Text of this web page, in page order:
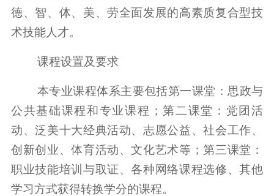
德、智、体、美、劳全面发展的高素质复合型技
术技能人才。
课程设置及要求
本专业课程体系主要包括第一课堂：思政与
公共基础课程和专业课程；第二课堂：党团活
动、泛美十大经典活动、志愿公益、社会工作、
创新创业、体育活动、文化艺术等；第三课堂：
职业技能培训与取证、各种网络课程选修、其他
学习方式获得转换学分的课程。